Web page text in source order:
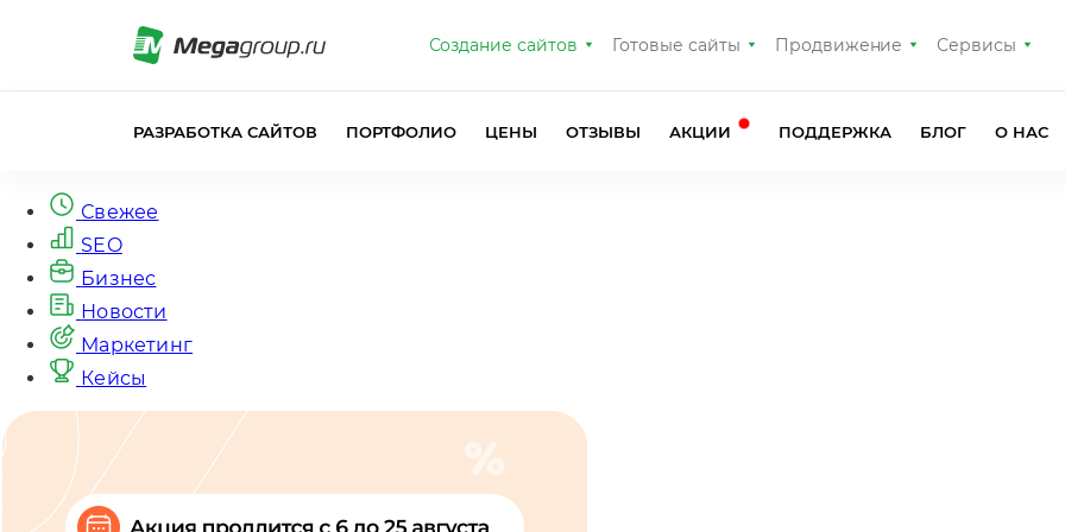
Создание сайтов Готовые сайты Продвижение Сервисы
РАЗРАБОТКА САЙТОВ ПОРТФОЛИО ЦЕНЫ ОТЗЫВЫ АКЦИИ ПОДДЕРЖКА БЛОГ О НАС
Свежее
SEO
Бизнес
Новости
Маркетинг
Кейсы